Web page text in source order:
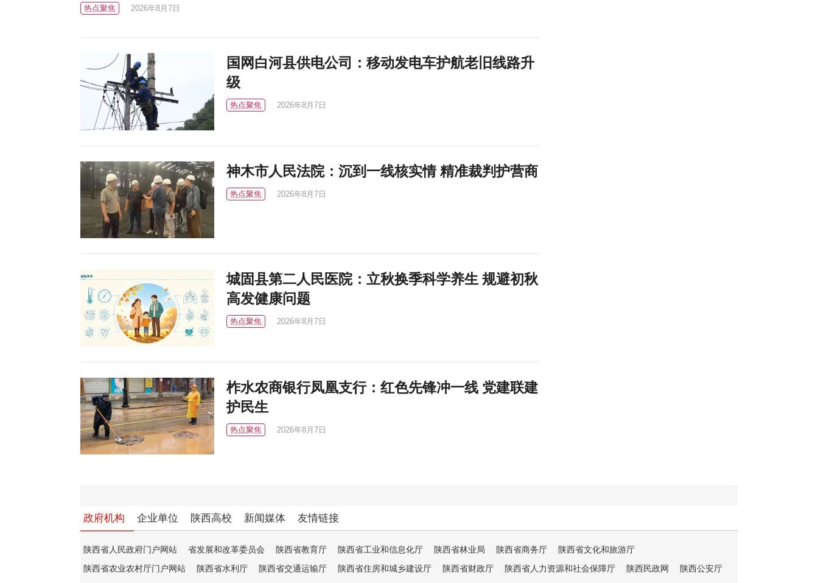
热点聚焦 2026年8月7日
国网白河县供电公司：移动发电车护航老旧线路升
级
热点聚焦 2026年8月7日
神木市人民法院：沉到一线核实情 精准裁判护营商
热点聚焦 2026年8月7日
城固县第二人民医院：立秋换季科学养生 规避初秋
高发健康问题
热点聚焦 2026年8月7日
柞水农商银行凤凰支行：红色先锋冲一线 党建联建
护民生
热点聚焦 2026年8月7日
政府机构 企业单位 陕西高校 新闻媒体 友情链接
陕西省人民政府门户网站 省发展和改革委员会 陕西省教育厅 陕西省工业和信息化厅 陕西省林业局 陕西省商务厅
陕西省文化和旅游厅
陕西省农业农村厅门户网站
陕西省水利厅 陕西省交通运输厅 陕西省住房和城乡建设厅 陕西省财政厅 陕西省人力资源和社会保障厅 陕西民政网
陕西公安厅